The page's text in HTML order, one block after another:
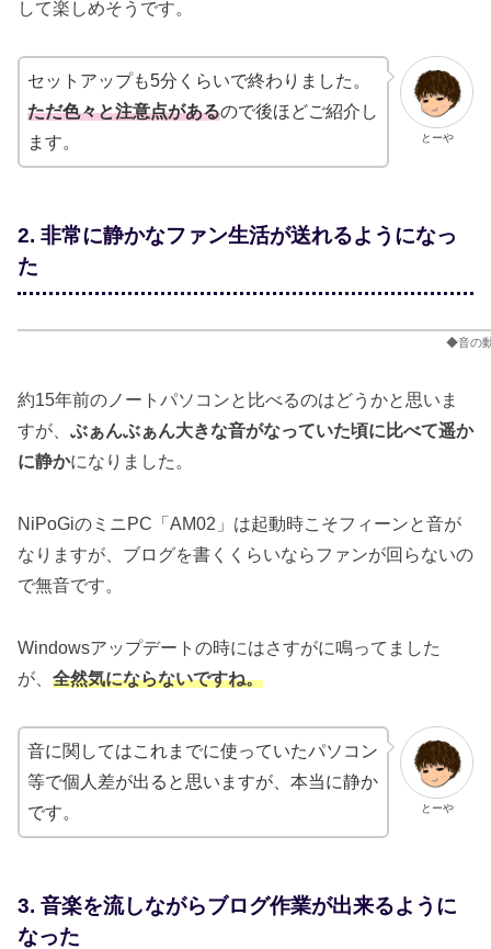
して楽しめそうです。
とーや
セットアップも5分くらいで終わりました。
ただ色々と注意点があるので後ほどご紹介し
ます。
2. 非常に静かなファン生活が送れるようになっ
た
◆音の
約15年前のノートパソコンと比べるのはどうかと思いま
すが、 ぶぁんぶぁん大きな音がなっていた頃に比べて遥か
に静かになりました。
NiPoGiのミニPC「AM02」は起動時こそフィーンと音が
なりますが、ブログを書くくらいならファンが回らないの
で無音です。
Windowsアップデートの時にはさすがに鳴ってました
が、 全然気にならないですね。
とーや
音に関してはこれまでに使っていたパソコン
等で個人差が出ると思いますが、本当に静か
です。
3. 音楽を流しながらブログ作業が出来るように
なった